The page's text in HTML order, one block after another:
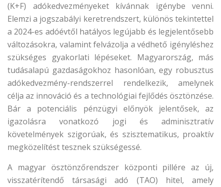
(K+F) adókedvezményeket kívánnak igénybe venni.
Elemzi a jogszabályi keretrendszert, különös tekintettel
a 2024-es adóévtől hatályos legújabb és legjelentősebb
változásokra, valamint felvázolja a védhető igényléshez
szükséges gyakorlati lépéseket. Magyarország, más
tudásalapú gazdaságokhoz hasonlóan, egy robusztus
adókedvezmény-rendszerrel rendelkezik, amelynek
célja az innováció és a technológiai fejlődés ösztönzése.
Bár a potenciális pénzügyi előnyök jelentősek, az
igazolásra vonatkozó jogi és adminisztratív
követelmények szigorúak, és szisztematikus, proaktív
megközelítést tesznek szükségessé.
A magyar ösztönzőrendszer központi pillére az új,
visszatérítendő társasági adó (TAO) hitel, amely